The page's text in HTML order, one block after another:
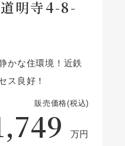
明寺4-8-
かな住環境！近鉄
ス良好！
販売価格(税込)
万円